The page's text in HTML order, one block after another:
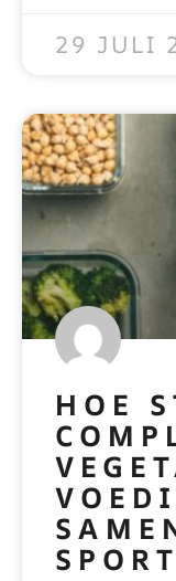
29 JULI
HOE